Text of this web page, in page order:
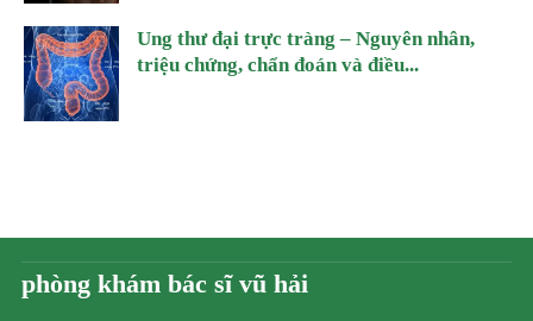
Ung thư đại trực tràng – Nguyên nhân,
triệu chứng, chẩn đoán và điều...
phòng khám bác sĩ vũ hải